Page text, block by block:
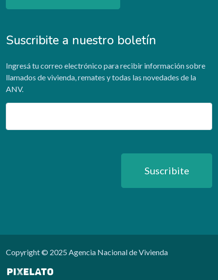
Suscribite a nuestro boletín
Ingresá tu correo electrónico para recibir información sobre
llamados de vivienda, remates y todas las novedades de la
ANV.
Email
Suscribite
Copyright © 2025 Agencia Nacional de Vivienda